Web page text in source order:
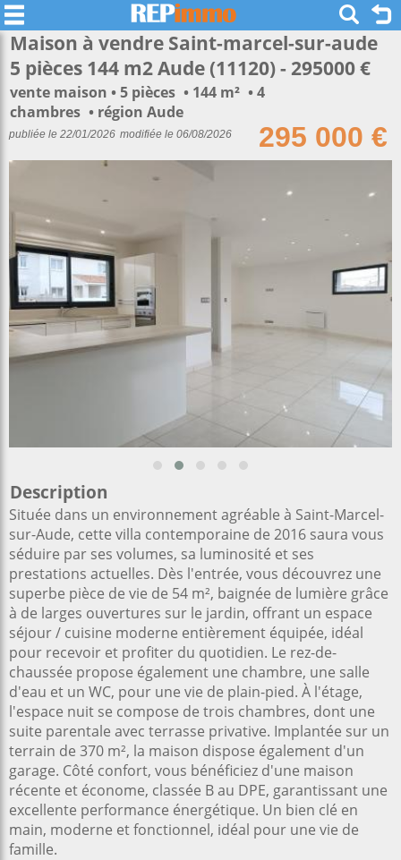
Maison à vendre Saint-marcel-sur-aude
5 pièces 144 m2 Aude (11120) - 295000 €
vente maison 5 pièces 144 m²
4
chambres
région Aude
295 000 €
publiée le 22/01/2026 modifiée le 06/08/2026
Description
Située dans un environnement agréable à Saint-Marcel-
sur-Aude, cette villa contemporaine de 2016 saura vous
séduire par ses volumes, sa luminosité et ses
prestations actuelles. Dès l'entrée, vous découvrez une
superbe pièce de vie de 54 m², baignée de lumière grâce
à de larges ouvertures sur le jardin, offrant un espace
séjour / cuisine moderne entièrement équipée, idéal
pour recevoir et profiter du quotidien. Le rez-de-
chaussée propose également une chambre, une salle
d'eau et un WC, pour une vie de plain-pied. À l'étage,
l'espace nuit se compose de trois chambres, dont une
suite parentale avec terrasse privative. Implantée sur un
terrain de 370 m², la maison dispose également d'un
garage. Côté confort, vous bénéficiez d'une maison
récente et économe, classée B au DPE, garantissant une
excellente performance énergétique. Un bien clé en
main, moderne et fonctionnel, idéal pour une vie de
famille.